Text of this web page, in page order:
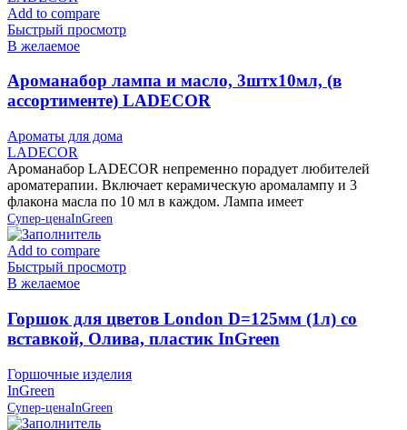
Add to compare
Быстрый просмотр
В желаемое
Ароманабор лампа и масло, 3штx10мл, (в
ассортименте) LADECOR
Ароматы для дома
LADECOR
Ароманабор LADECOR непременно порадует любителей
ароматерапии. Включает керамическую аромалампу и 3
флакона масла по 10 мл в каждом. Лампа имеет
Супер-ценаInGreen
Add to compare
Быстрый просмотр
В желаемое
Горшок для цветов London D=125мм (1л) со
вставкой, Олива, пластик InGreen
Горшочные изделия
InGreen
Супер-ценаInGreen